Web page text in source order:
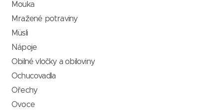
Mouka
Mražené potraviny
Müsli
Nápoje
Obilné vločky a obiloviny
Ochucovadla
Ořechy
Ovoce